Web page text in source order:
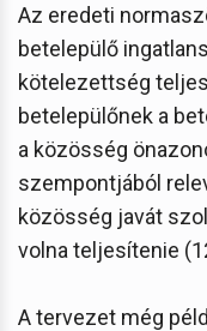
Az eredeti
betelepülő
kötelezettség
betelepülőnek a
a közösség
szempontjából
közösség javát
volna teljesítenie
A tervezet még